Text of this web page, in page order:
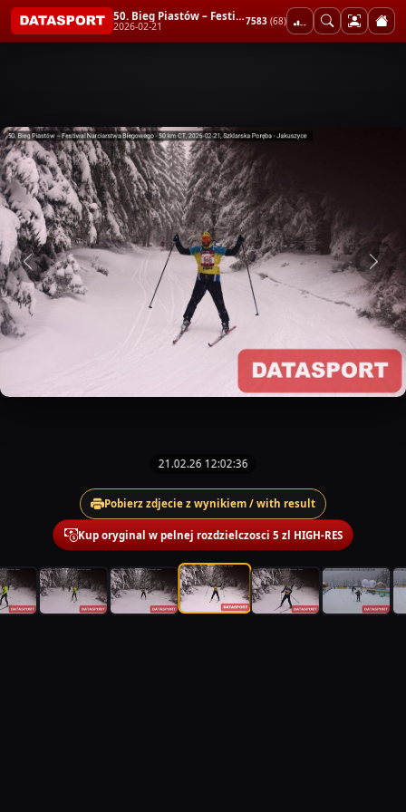
50. Bieg Piastów – Festiwal Narciarstwa Biegowego - 50 km CT
2026-02-21 7583 (68)
21.02.26 12:02:36
Pobierz zdjecie z wynikiem / with result
Kup oryginal w pelnej rozdzielczosci 5 zl HIGH-RES